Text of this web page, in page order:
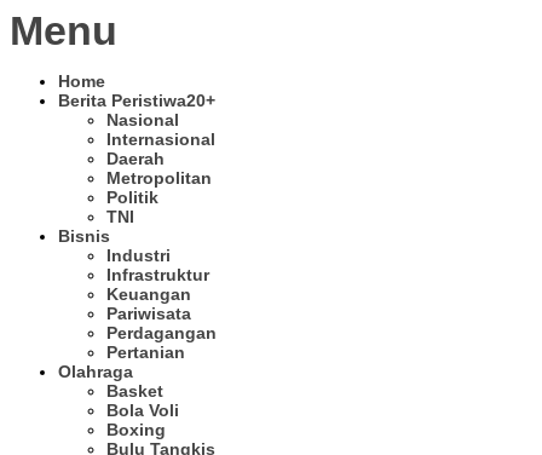
Menu
Home
Berita Peristiwa20+
Nasional
Internasional
Daerah
Metropolitan
Politik
TNI
Bisnis
Industri
Infrastruktur
Keuangan
Pariwisata
Perdagangan
Pertanian
Olahraga
Basket
Bola Voli
Boxing
Bulu Tangkis